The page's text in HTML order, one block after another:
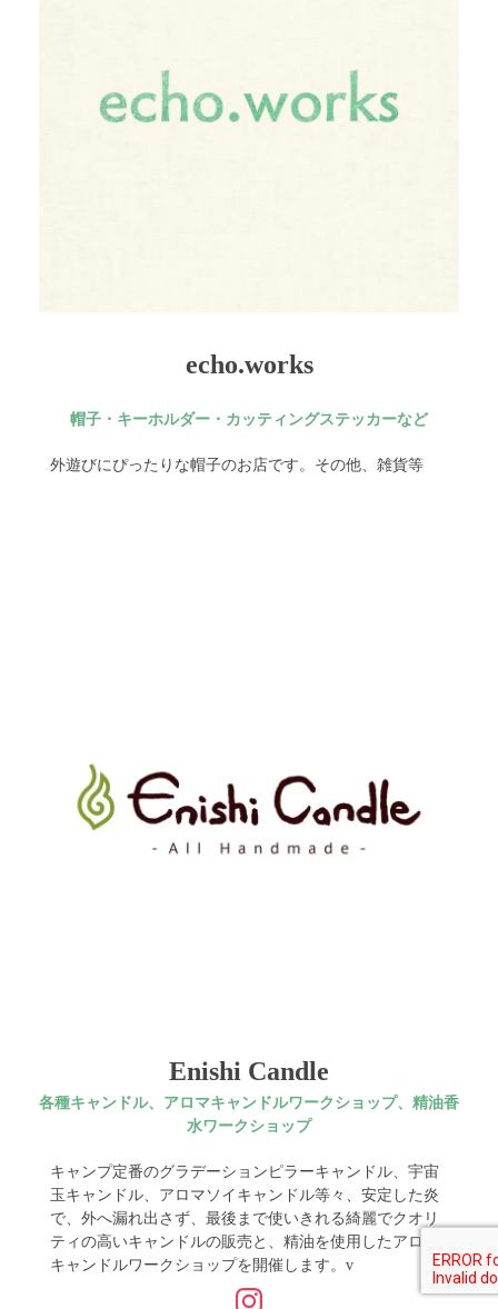
echo.works
帽子・キーホルダー・カッティングステッカーなど
外遊びにぴったりな帽子のお店です。その他、雑貨等
Enishi Candle
各種キャンドル、アロマキャンドルワークショップ、精油香
水ワークショップ
キャンプ定番のグラデーションピラーキャンドル、宇宙
玉キャンドル、アロマソイキャンドル等々、安定した炎
で、外へ漏れ出さず、最後まで使いきれる綺麗でクオリ
ティの高いキャンドルの販売と、精油を使用したアロマ
キャンドルワークショップを開催します。v